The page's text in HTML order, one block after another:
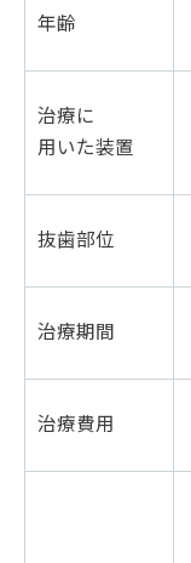
年齢
治療に
用いた装置
抜歯部位
治療期間
治療費用